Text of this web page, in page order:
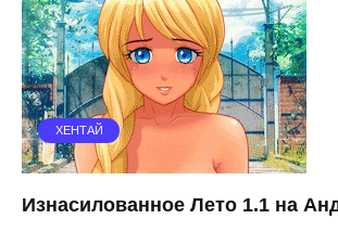
ХЕНТАЙ
Изнасилованное Лето 1.1 на